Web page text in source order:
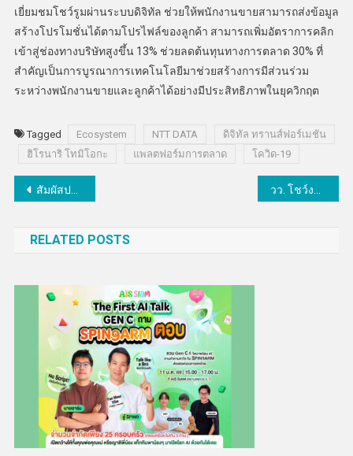
เยี่ยมชมโชว์รูมผ่านระบบดิจิทัล ช่วยให้พนักงานขายสามารถส่งข้อมูล
สร้างโปรโมชั่นได้ตามโปรไฟล์ของลูกค้า สามารถเพิ่มอัตราการคลิก
เข้าสู่ช่องทางบริษัทสูงขึ้น 13% ช่วยลดต้นทุนทางการตลาด 30% ที่
สำคัญเป็นการบูรณาการเทคโนโลยีมาช่วยสร้างการมีส่วนร่วม
ระหว่างพนักงานขายและลูกค้าได้อย่างมีประสิทธิภาพในยุควิกฤต
Tagged Ecosystem NTT DATA
ดิจิทัล ทรานส์ฟอร์เมชัน
ฮิโรนาริ โทมิโอกะ
แพลตฟอร์มการตลาด โควิด-19
แนะแนว
สัมผัสประสบการณ์ใหม่จาก Autodesk ในงาน Future Mobility Asia 2022 วว. โชว์งานบริการชีวภัณฑ์แบบครบวงจร @ มหกรรมงานวิจัยแห่งชาติ 2565
RELATED POSTS